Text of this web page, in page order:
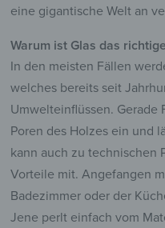
eine gigantische Welt an
Warum ist Glas das
In den meisten Fällen
welches bereits seit
Umwelteinflüssen.
Poren des Holzes ein und
kann auch zu technischen
Vorteile mit. Angefangen
Badezimmer oder der
Jene perlt einfach vom